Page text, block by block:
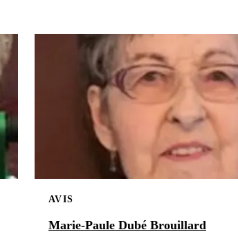
AVIS
Marie-Paule Dubé Brouillard